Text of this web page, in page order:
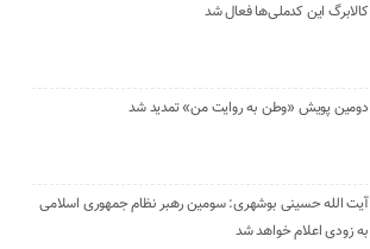
کالابرگ این کدملی‌ها فعال شد
دومین پویش «وطن به روایت من» تمدید شد
آیت الله حسینی بوشهری: سومین رهبر نظام جمهوری اسلامی
به زودی اعلام خواهد شد